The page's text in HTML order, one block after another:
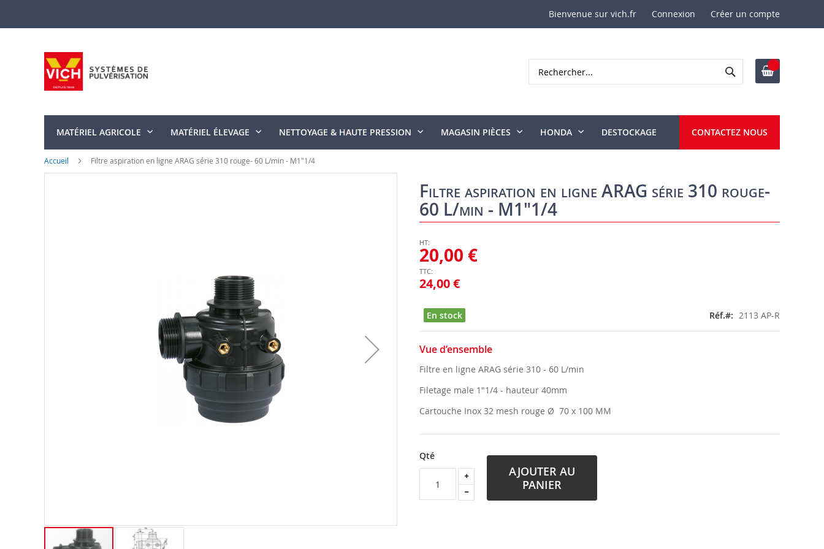
Bienvenue sur vich.fr Connexion Créer un compte
contenu
Rechercher
MATÉRIEL AGRICOLE MATÉRIEL ÉLEVAGE NETTOYAGE & HAUTE PRESSION MAGASIN PIÈCES HONDA DESTOCKAGE CONTACTEZ NOUS
Accueil Filtre aspiration en ligne ARAG série 310 rouge- 60 L/min - M1"1/4
Filtre aspiration en ligne ARAG série 310 rouge-
60 L/min - M1"1/4
24,00 €
20,00 €
En stock Réf. 2113 AP-R
Vue d’ensemble
Filtre en ligne ARAG série 310 - 60 L/min
Filetage male 1"1/4 - hauteur 40mm
Cartouche Inox 32 mesh rouge Ø 70 x 100 MM
Qté
AJOUTER AU
PANIER